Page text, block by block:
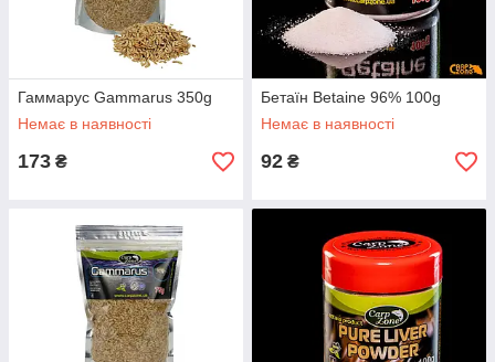
Гаммарус Gammarus 350g
Немає в наявності
173 ₴
Бетаїн Betaine 96% 100g
Немає в наявності
92 ₴